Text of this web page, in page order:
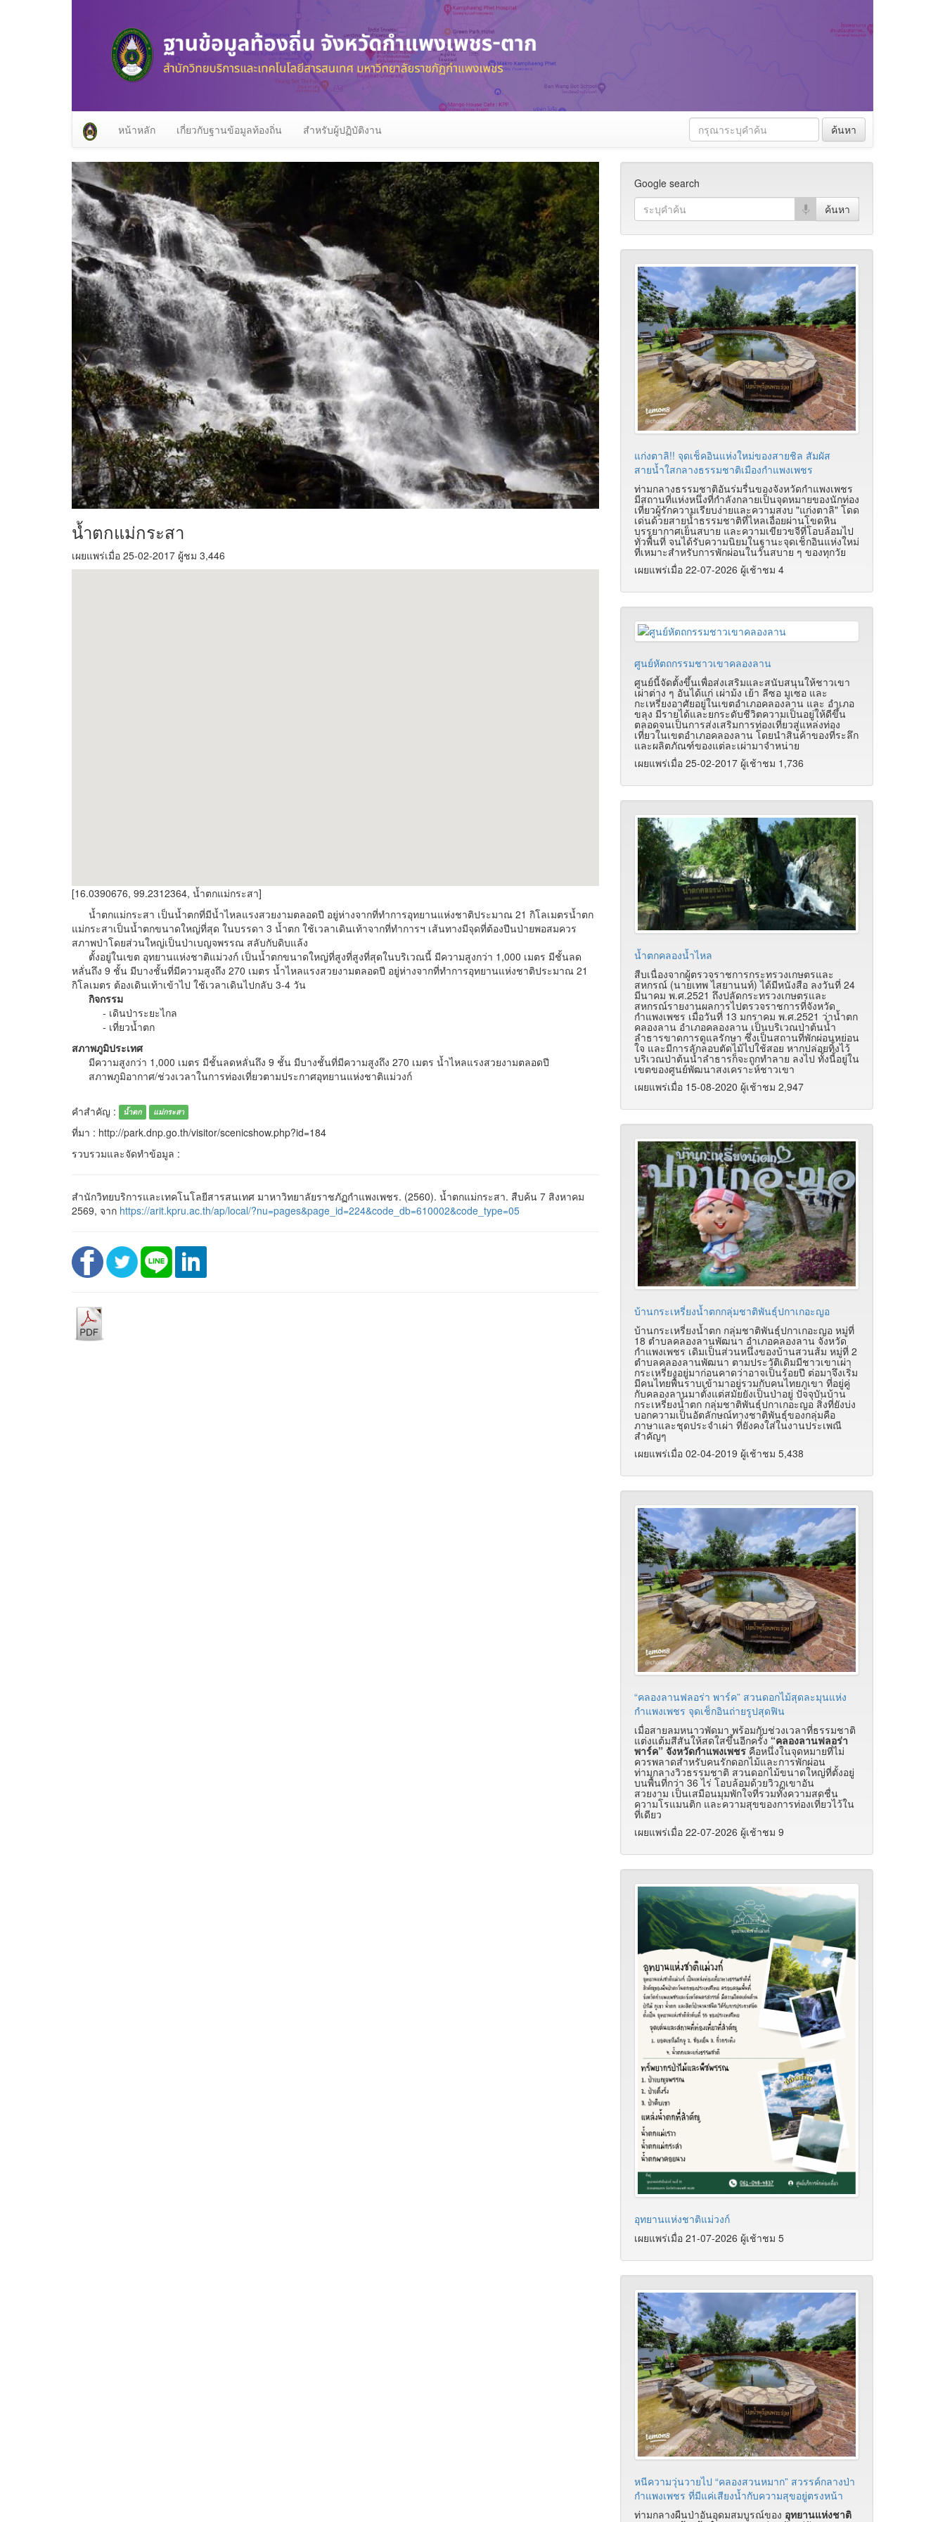
หน้าหลัก เกี่ยวกับฐานข้อมูลท้องถิ่น สำหรับผู้ปฏิบัติงาน ค้นหา
น้ำตกแม่กระสา
เผยแพร่เมื่อ 25-02-2017 ผู้ชม 3,446
[16.0390676, 99.2312364, น้ำตกแม่กระสา]
น้ำตกแม่กระสา เป็นน้ำตกที่มีน้ำไหลแรงสวยงามตลอดปี อยู่ห่างจากที่ทำการอุทยานแห่งชาติประมาณ 21 กิโลเมตรน้ำตก
แม่กระสาเป็นน้ำตกขนาดใหญ่ที่สุด ในบรรดา 3 น้ำตก ใช้เวลาเดินเท้าจากที่ทำการฯ เส้นทางมีจุดที่ต้องปีนป่ายพอสมควร
สภาพป่าโดยส่วนใหญ่เป็นป่าเบญจพรรณ สลับกับดิบแล้ง
ตั้งอยู่ในเขต อุทยานแห่งชาติแม่วงก์ เป็นน้ำตกขนาดใหญ่ที่สูงที่สูงที่สุดในบริเวณนี้ มีความสูงกว่า 1,000 เมตร มีชั้นลด
หลั่นถึง 9 ชั้น มีบางชั้นที่มีความสูงถึง 270 เมตร น้ำไหลแรงสวยงามตลอดปี อยู่ห่างจากที่ทำการอุทยานแห่งชาติประมาณ 21
กิโลเมตร ต้องเดินเท้าเข้าไป ใช้เวลาเดินไปกลับ 3-4 วัน
กิจกรรม
- เดินป่าระยะไกล
- เที่ยวน้ำตก
สภาพภูมิประเทศ
มีความสูงกว่า 1,000 เมตร มีชั้นลดหลั่นถึง 9 ชั้น มีบางชั้นที่มีความสูงถึง 270 เมตร น้ำไหลแรงสวยงามตลอดปี
สภาพภูมิอากาศ/ช่วงเวลาในการท่องเที่ยวตามประกาศอุทยานแห่งชาติแม่วงก์
คำสำคัญ : น้ำตก แม่กระสา
ที่มา : http://park.dnp.go.th/visitor/scenicshow.php?id=184
รวบรวมและจัดทำข้อมูล :
สำนักวิทยบริการและเทคโนโลยีสารสนเทศ มาหาวิทยาลัยราชภัฏกำแพงเพชร. (2560). น้ำตกแม่กระสา. สืบค้น 7 สิงหาคม
2569, จาก https://arit.kpru.ac.th/ap/local/?nu=pages&page_id=224&code_db=610002&code_type=05
Google search
แก่งตาลิ!! จุดเช็คอินแห่งใหม่ของสายชิล สัมผัส
สายน้ำใสกลางธรรมชาติเมืองกำแพงเพชร
ท่ามกลางธรรมชาติอันร่มรื่นของจังหวัดกำแพงเพชร
มีสถานที่แห่งหนึ่งที่กำลังกลายเป็นจุดหมายของนักท่อง
เที่ยวผู้รักความเรียบง่ายและความสงบ "แก่งตาลิ" โดด
เด่นด้วยสายน้ำธรรมชาติที่ไหลเอื่อยผ่านโขดหิน
บรรยากาศเย็นสบาย และความเขียวขจีที่โอบล้อมไป
ทั่วพื้นที่ จนได้รับความนิยมในฐานะจุดเช็กอินแห่งใหม่
ที่เหมาะสำหรับการพักผ่อนในวันสบาย ๆ ของทุกวัย
เผยแพร่เมื่อ 22-07-2026 ผู้เช้าชม 4
ศูนย์หัตถกรรมชาวเขาคลองลาน
ศูนย์นี้จัดตั้งขึ้นเพื่อส่งเสริมและสนับสนุนให้ชาวเขา
เผ่าต่าง ๆ อันได้แก่ เผ่าม้ง เย้า ลีซอ มูเซอ และ
กะเหรี่ยงอาศัยอยู่ในเขตอำเภอคลองลาน และ อำเภอ
ขลุง มีรายได้และยกระดับชีวิตความเป็นอยู่ให้ดีขึ้น
ตลอดจนเป็นการส่งเสริมการท่องเที่ยวสู่แหล่งท่อง
เที่ยวในเขตอำเภอคลองลาน โดยนำสินค้าของที่ระลึก
และผลิตภัณฑ์ของแต่ละเผ่ามาจำหน่าย
เผยแพร่เมื่อ 25-02-2017 ผู้เช้าชม 1,736
น้ำตกคลองน้ำไหล
สืบเนื่องจากผู้ตรวจราชการกระทรวงเกษตรและ
สหกรณ์ (นายเทพ ไสยานนท์) ได้มีหนังสือ ลงวันที่ 24
มีนาคม พ.ศ.2521 ถึงปลัดกระทรวงเกษตรและ
สหกรณ์รายงานผลการไปตรวจราชการที่จังหวัด
กำแพงเพชร เมื่อวันที่ 13 มกราคม พ.ศ.2521 ว่าน้ำตก
คลองลาน อำเภอคลองลาน เป็นบริเวณป่าต้นน้ำ
ลำธารขาดการดูแลรักษา ซึ่งเป็นสถานที่พักผ่อนหย่อน
ใจ และมีการลักลอบตัดไม้ไปใช้สอย หากปล่อยทิ้งไว้
บริเวณป่าต้นน้ำลำธารก็จะถูกทำลาย ลงไป ทั้งนี้อยู่ใน
เขตของศูนย์พัฒนาสงเคราะห์ชาวเขา
เผยแพร่เมื่อ 15-08-2020 ผู้เช้าชม 2,947
บ้านกระเหรี่ยงน้ำตกกลุ่มชาติพันธุ์ปกาเกอะญอ
บ้านกระเหรี่ยงน้ำตก กลุ่มชาติพันธุ์ปกาเกอะญอ หมู่ที่
18 ตำบลคลองลานพัฒนา อำเภอคลองลาน จังหวัด
กำแพงเพชร เดิมเป็นส่วนหนึ่งของบ้านสวนส้ม หมู่ที่ 2
ตำบลคลองลานพัฒนา ตามประวัติเดิมมีชาวเขาเผ่า
กระเหรี่ยงอยู่มาก่อนคาดว่าอาจเป็นร้อยปี ต่อมาจึงเริ่ม
มีคนไทยพื้นราบเข้ามาอยู่รวมกับคนไทยภูเขา ที่อยู่คู่
กับคลองลานมาตั้งแต่สมัยยังเป็นป่าอยู่ ปัจจุบันบ้าน
กระเหรี่ยงน้ำตก กลุ่มชาติพันธุ์ปกาเกอะญอ สิ่งที่ยังบ่ง
บอกความเป็นอัตลักษณ์ทางชาติพันธุ์ของกลุ่มคือ
ภาษาและชุดประจำเผ่า ที่ยังคงใส่ในงานประเพณี
สำคัญๆ
เผยแพร่เมื่อ 02-04-2019 ผู้เช้าชม 5,438
“คลองลานฟลอร่า พาร์ค” สวนดอกไม้สุดละมุนแห่ง
กำแพงเพชร จุดเช็กอินถ่ายรูปสุดฟิน
เมื่อสายลมหนาวพัดมา พร้อมกับช่วงเวลาที่ธรรมชาติ
แต่งแต้มสีสันให้สดใสขึ้นอีกครั้ง “คลองลานฟลอร่า
พาร์ค” จังหวัดกำแพงเพชร คือหนึ่งในจุดหมายที่ไม่
ควรพลาดสำหรับคนรักดอกไม้และการพักผ่อน
ท่ามกลางวิวธรรมชาติ สวนดอกไม้ขนาดใหญ่ที่ตั้งอยู่
บนพื้นที่กว่า 36 ไร่ โอบล้อมด้วยวิวภูเขาอัน
สวยงาม เป็นเสมือนมุมพักใจที่รวมทั้งความสดชื่น
ความโรแมนติก และความสุขของการท่องเที่ยวไว้ใน
ที่เดียว
เผยแพร่เมื่อ 22-07-2026 ผู้เช้าชม 9
อุทยานแห่งชาติแม่วงก์
เผยแพร่เมื่อ 21-07-2026 ผู้เช้าชม 5
หนีความวุ่นวายไป “คลองสวนหมาก” สวรรค์กลางป่า
กำแพงเพชร ที่มีแค่เสียงน้ำกับความสุขอยู่ตรงหน้า
ท่ามกลางผืนป่าอันอุดมสมบูรณ์ของ อุทยานแห่งชาติ